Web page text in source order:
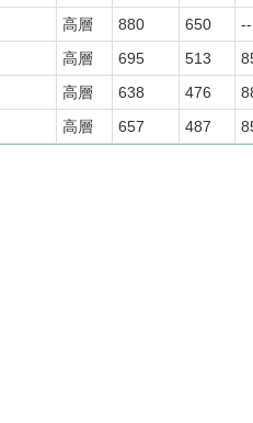
高層 880 650 --
高層 695 513
高層 638 476
高層 657 487